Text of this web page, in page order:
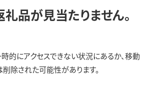
品が見当たりません。
的にアクセスできない状況にあるか、移動
削除された可能性があります。